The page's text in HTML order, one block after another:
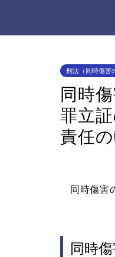
刑法（同時傷害
同時
罪立
責任
同時傷害
同時